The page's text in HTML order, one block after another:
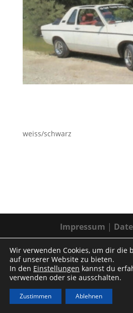
weiss/schwarz
Impressum |
Wir verwenden Cookies, um dir die
auf unserer Website zu bieten.
In den Einstellungen kannst du
verwenden oder sie ausschalten.
Zustimmen Ablehnen